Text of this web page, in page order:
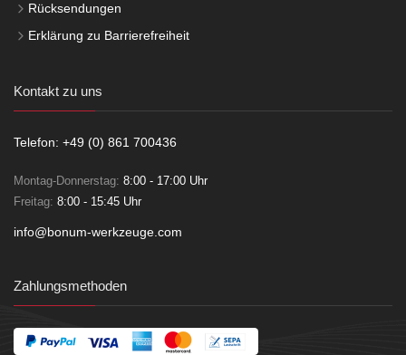
Rücksendungen
Erklärung zu Barrierefreiheit
Kontakt zu uns
Telefon: +49 (0) 861 700436
Montag-Donnerstag: 8:00 - 17:00 Uhr
Freitag: 8:00 - 15:45 Uhr
info@bonum-werkzeuge.com
Zahlungsmethoden